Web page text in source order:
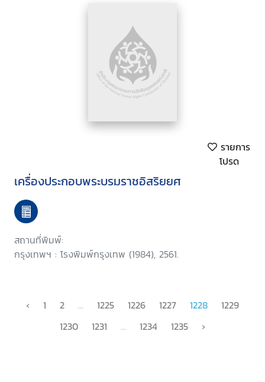
รายการ
โปรด
เครื่องประกอบพระบรมราชอิสริยยศ
สถานที่พิมพ์:
กรุงเทพฯ : โรงพิมพ์กรุงเทพ (1984), 2561.
‹ 1 2 ... 1225 1226 1227 1228
1229
1230
1231 ... 1234 1235 ›